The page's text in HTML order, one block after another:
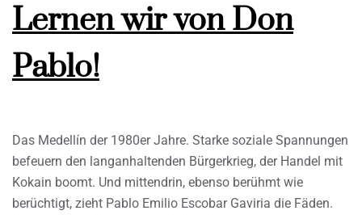
Lernen wir von Don
Pablo!
Das Medellín der 1980er Jahre. Starke soziale Spannungen
befeuern den langanhaltenden Bürgerkrieg, der Handel mit
Kokain boomt. Und mittendrin, ebenso berühmt wie
berüchtigt, zieht Pablo Emilio Escobar Gaviria die Fäden.